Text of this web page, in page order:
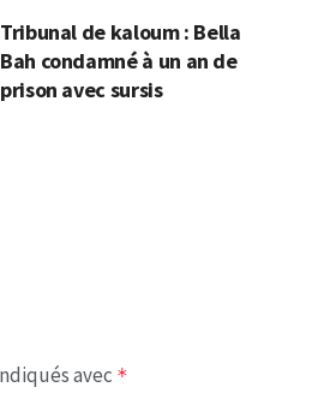
Tribunal de kaloum : Bella
Bah condamné à un an de
prison avec sursis
avec *